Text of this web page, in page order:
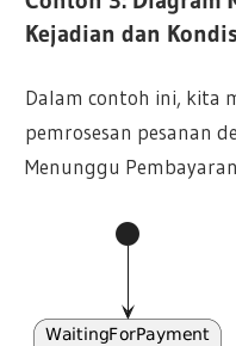
Kejadian dan
Dalam contoh ini, kita
pemrosesan pesanan
Menunggu